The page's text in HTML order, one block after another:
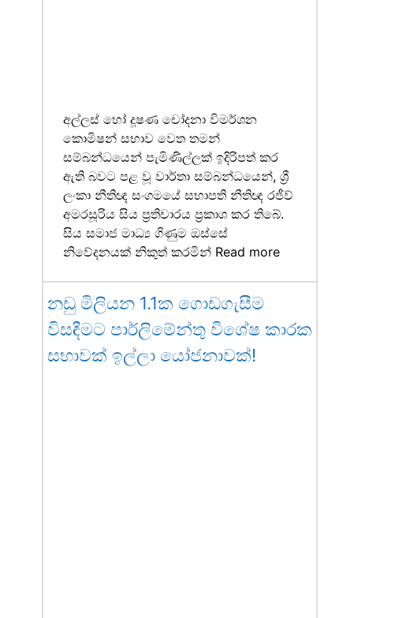
අල්ලස් හෝ දූෂණ චෝදනා විමර්ශන
කොමිෂන් සභාව වෙත තමන්
සම්බන්ධයෙන් පැමිණිල්ලක් ඉදිරිපත් කර
ඇති බවට පළ වූ වාර්තා සම්බන්ධයෙන්, ශ්‍රී
ලංකා නීතිඥ සංගමයේ සභාපති නීතිඥ රජීව්
අමරසූරිය සිය ප්‍රතිචාරය ප්‍රකාශ කර තිබේ.
සිය සමාජ මාධ්‍ය ගිණුම ඔස්සේ
නිවේදනයක් නිකුත් කරමින් Read more
නඩු මිලියන 1.1ක ගොඩගැසීම
විසඳීමට පාර්ලිමේන්තු විශේෂ කාරක
සභාවක් ඉල්ලා යෝජනාවක්!